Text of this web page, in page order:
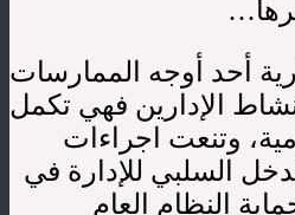
أحد أوجه الممارسات
الإدارين فهي تكمل
وتنعت اجراءات
السلبي للإدارة في
النظام العام